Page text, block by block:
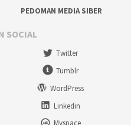
PEDOMAN MEDIA SIBER
SOCIAL
Twitter
Tumblr
WordPress
Linkedin